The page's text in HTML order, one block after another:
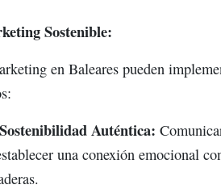
Sostenible:
en Baleares pueden
Auténtica:
una conexión emocional